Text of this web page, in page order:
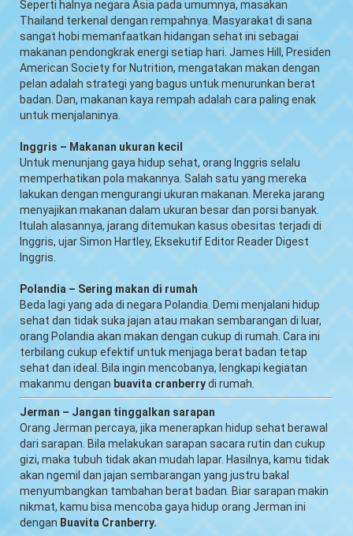
Seperti halnya negara Asia pada umumnya, masakan
Thailand terkenal dengan rempahnya. Masyarakat di sana
sangat hobi memanfaatkan hidangan sehat ini sebagai
makanan pendongkrak energi setiap hari. James Hill, Presiden
American Society for Nutrition, mengatakan makan dengan
pelan adalah strategi yang bagus untuk menurunkan berat
badan. Dan, makanan kaya rempah adalah cara paling enak
untuk menjalaninya.
Inggris – Makanan ukuran kecil
Untuk menunjang gaya hidup sehat, orang Inggris selalu
memperhatikan pola makannya. Salah satu yang mereka
lakukan dengan mengurangi ukuran makanan. Mereka jarang
menyajikan makanan dalam ukuran besar dan porsi banyak.
Itulah alasannya, jarang ditemukan kasus obesitas terjadi di
Inggris, ujar Simon Hartley, Eksekutif Editor Reader Digest
Inggris.
Polandia – Sering makan di rumah
Beda lagi yang ada di negara Polandia. Demi menjalani hidup
sehat dan tidak suka jajan atau makan sembarangan di luar,
orang Polandia akan makan dengan cukup di rumah. Cara ini
terbilang cukup efektif untuk menjaga berat badan tetap
sehat dan ideal. Bila ingin mencobanya, lengkapi kegiatan
makanmu dengan buavita cranberrydi rumah.
Jerman – Jangan tinggalkan sarapan
Orang Jerman percaya, jika menerapkan hidup sehat berawal
dari sarapan. Bila melakukan sarapan sacara rutin dan cukup
gizi, maka tubuh tidak akan mudah lapar. Hasilnya, kamu tidak
akan ngemil dan jajan sembarangan yang justru bakal
menyumbangkan tambahan berat badan. Biar sarapan makin
nikmat, kamu bisa mencoba gaya hidup orang Jerman ini
dengan Buavita Cranberry.